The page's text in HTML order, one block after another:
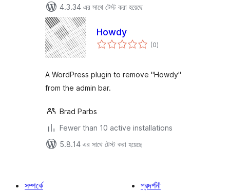
4.3.34 এর সাথে টেস্ট করা হয়েছে
Howdy
(0total
ratings
)
A WordPress plugin to remove "Howdy"
from the admin bar.
Brad Parbs
Fewer than 10 active installations
5.8.14 এর সাথে টেস্ট করা হয়েছে
সম্পর্কে
প্রদর্শনী